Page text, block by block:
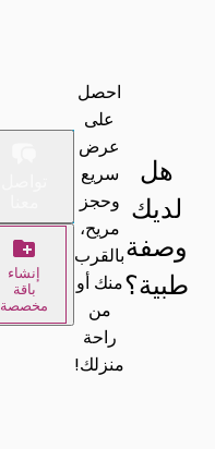
هل
لديك
وصفة
طبية؟
احصل
على
عرض
سريع
وحجز
مريح،
بالقرب
منك أو
من
راحة
منزلك!
إنشاء
باقة
مخصصة